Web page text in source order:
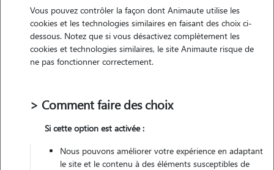
• 22 ans
6 animaux
Véhiculé
Vous pouvez contrôler la façon dont Animaute utilise les
cookies et les technologies similaires en faisant des choix ci-
dessous. Notez que si vous désactivez complètement les
cookies et technologies similaires, le site Animaute risque de
ne pas fonctionner correctement.
> Comment faire des choix
Si cette option est activée :
Nous pouvons améliorer votre expérience en adaptant
le site et le contenu à des éléments susceptibles de